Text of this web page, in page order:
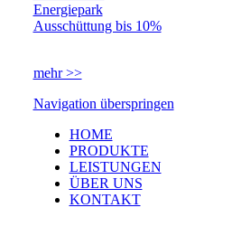
Energiepark
Ausschüttung bis 10%
mehr >>
Navigation überspringen
HOME
PRODUKTE
LEISTUNGEN
ÜBER UNS
KONTAKT